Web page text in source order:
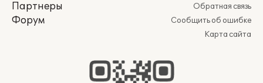
Партнеры
Форум
Обратная связь
Сообщить об ошибке
Карта сайта